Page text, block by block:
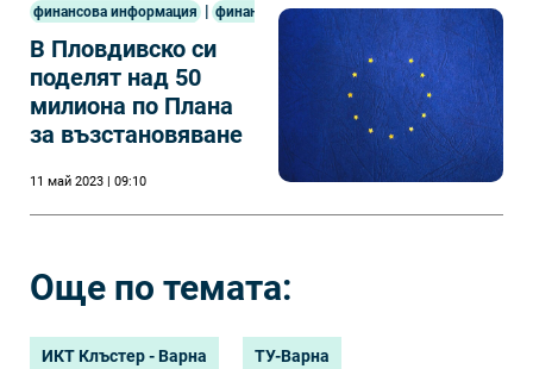
финансова информация | финанси
В Пловдивско си
поделят над 50
милиона по Плана
за възстановяване
11 май 2023 | 09:10
Още по темата:
ИКТ Клъстер - Варна ТУ-Варна